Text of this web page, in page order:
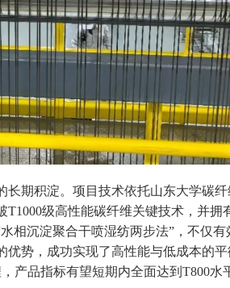
期积淀。项目技术依托山东大学碳
级高性能碳纤维关键技术，并拥
相沉淀聚合干喷湿纺两步法”，不仅
势，成功实现了高性能与低成本的
产品指标有望短期内全面达到T800水